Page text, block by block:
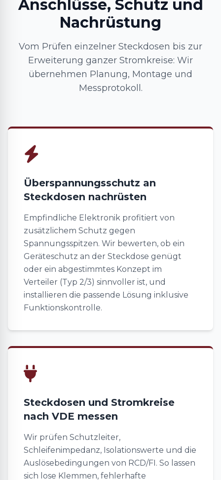
Anschlüsse, Schutz und
Nachrüstung
Vom Prüfen einzelner Steckdosen bis zur
Erweiterung ganzer Stromkreise: Wir
übernehmen Planung, Montage und
Messprotokoll.
Überspannungsschutz an
Steckdosen nachrüsten
Empfindliche Elektronik profitiert von
zusätzlichem Schutz gegen
Spannungsspitzen. Wir bewerten, ob ein
Geräteschutz an der Steckdose genügt
oder ein abgestimmtes Konzept im
Verteiler (Typ 2/3) sinnvoller ist, und
installieren die passende Lösung inklusive
Funktionskontrolle.
Steckdosen und Stromkreise
nach VDE messen
Wir prüfen Schutzleiter,
Schleifenimpedanz, Isolationswerte und die
Auslösebedingungen von RCD/FI. So lassen
sich lose Klemmen, fehlerhafte